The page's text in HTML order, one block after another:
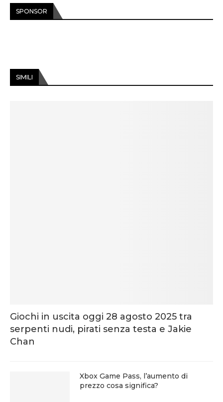
SPONSOR
SIMILI
Giochi in uscita oggi 28 agosto 2025 tra
serpenti nudi, pirati senza testa e Jakie
Chan
Xbox Game Pass, l’aumento di
prezzo cosa significa?